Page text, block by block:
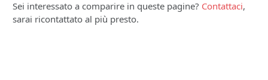
Sei interessato a comparire in queste pagine? Contattaci,
sarai ricontattato al più presto.